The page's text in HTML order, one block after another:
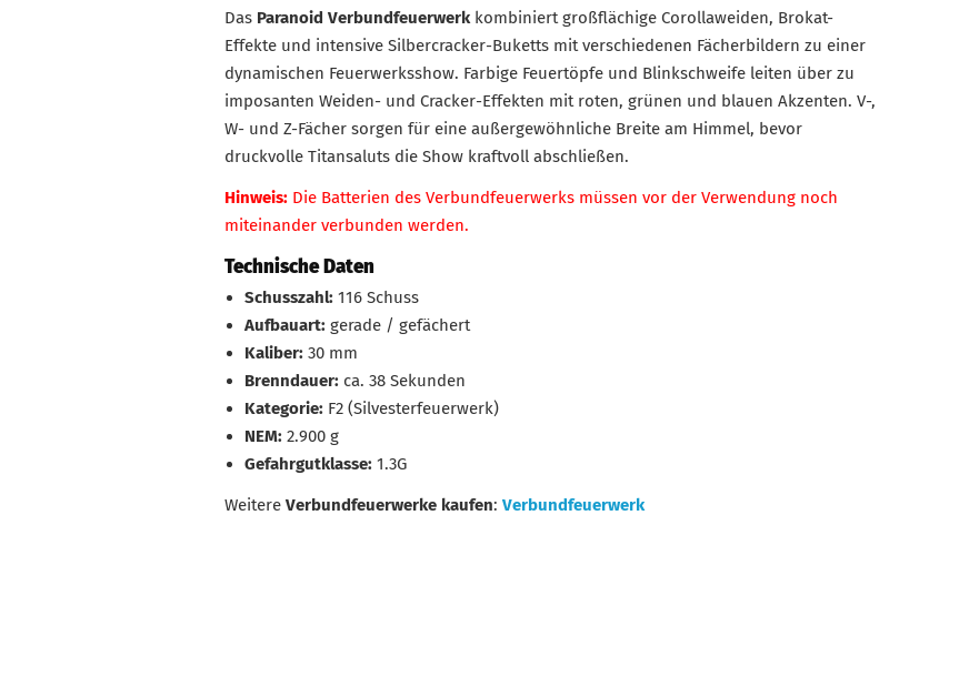
Das Paranoid Verbundfeuerwerkkombiniert großflächige Corollaweiden, Brokat-
Effekte und intensive Silbercracker-Buketts mit verschiedenen Fächerbildern zu einer
dynamischen Feuerwerksshow. Farbige Feuertöpfe und Blinkschweife leiten über zu
imposanten Weiden- und Cracker-Effekten mit roten, grünen und blauen Akzenten. V-,
W- und Z-Fächer sorgen für eine außergewöhnliche Breite am Himmel, bevor
druckvolle Titansaluts die Show kraftvoll abschließen.
Hinweis: Die Batterien des Verbundfeuerwerks müssen vor der Verwendung noch
miteinander verbunden werden.
Technische Daten
Schusszahl: 116 Schuss
Aufbauart: gerade / gefächert
Kaliber: 30 mm
Brenndauer: ca. 38 Sekunden
Kategorie: F2 (Silvesterfeuerwerk)
NEM: 2.900 g
Gefahrgutklasse: 1.3G
Weitere Verbundfeuerwerke kaufen: Verbundfeuerwerk